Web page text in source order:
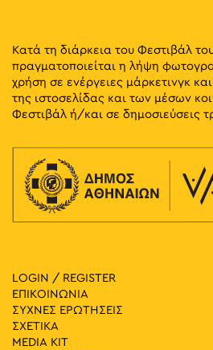
Κατά τη διάρκεια του Φεστιβάλ
πραγματοποιείται η λήψη
χρήση σε ενέργειες μάρκετινγκ
της ιστοσελίδας και των μέσων
Φεστιβάλ ή/και σε δημοσιεύσεις
LOGIN / REGISTER
ΕΠΙΚΟΙΝΩΝΙΑ
ΣΥΧΝΕΣ ΕΡΩΤΗΣΕΙΣ
ΣΧΕΤΙΚΑ
MEDIA ΚIT